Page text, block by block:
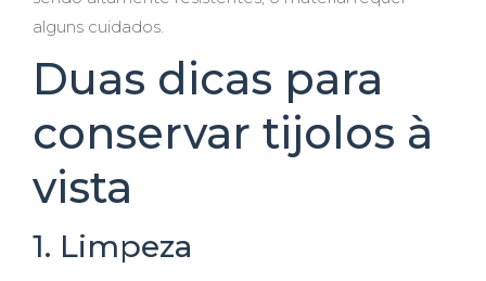
alguns cuidados.
Duas dicas para
conservar tijolos à
vista
1. Limpeza